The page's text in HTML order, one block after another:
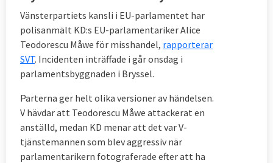
Vänsterpartiets kansli i EU-parlamentet har
polisanmält KD:s EU-parlamentariker Alice
Teodorescu Måwe för misshandel, rapporterar
SVT. Incidenten inträffade i går onsdag i
parlamentsbyggnaden i Bryssel.
Parterna ger helt olika versioner av händelsen.
V hävdar att Teodorescu Måwe attackerat en
anställd, medan KD menar att det var V-
tjänstemannen som blev aggressiv när
parlamentarikern fotograferade efter att ha